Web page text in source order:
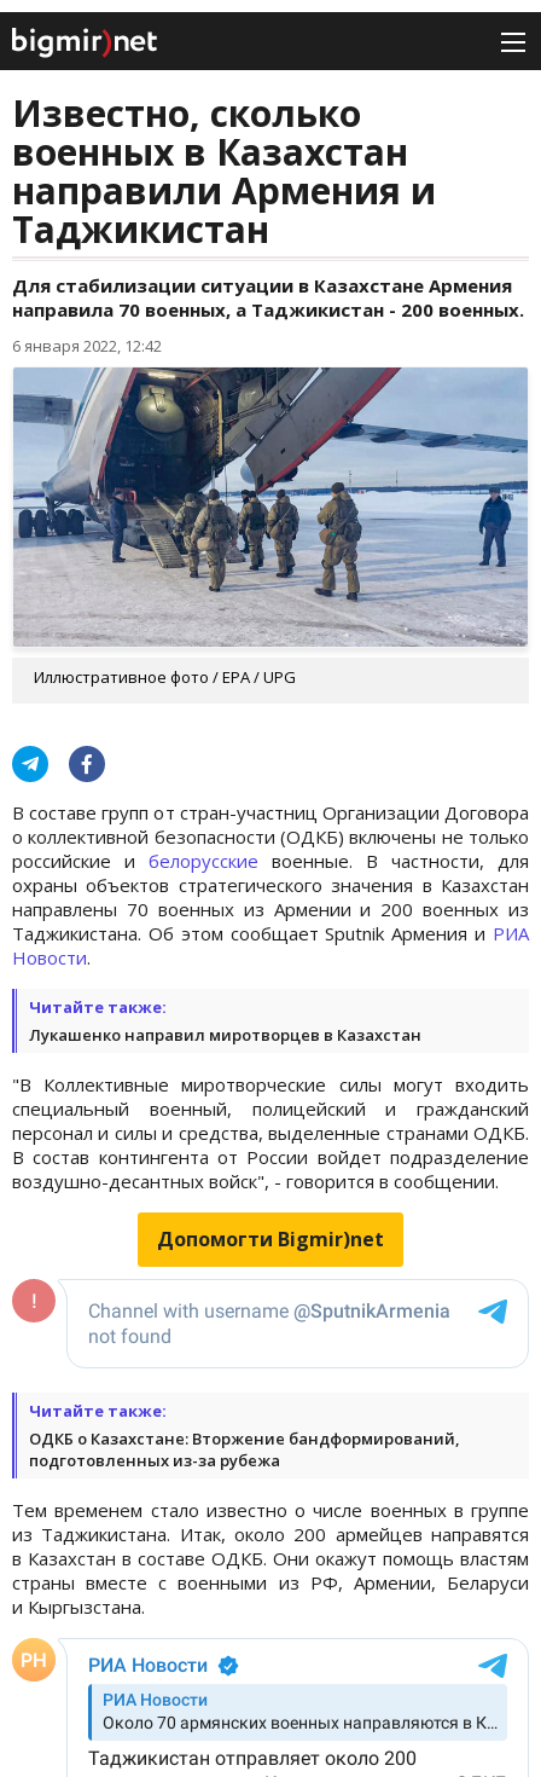
Известно, сколько
военных в Казахстан
направили Армения и
Таджикистан
Для стабилизации ситуации в Казахстане Армения
направила 70 военных, а Таджикистан - 200 военных.
6 января 2022, 12:42
Иллюстративное фото / EPA / UPG
В составе групп от стран-участниц Организации Договора
о коллективной безопасности (ОДКБ) включены не только
российские и белорусские военные. В частности, для
охраны объектов стратегического значения в Казахстан
направлены 70 военных из Армении и 200 военных из
Таджикистана. Об этом сообщает Sputnik Армения и РИА
Новости.
Читайте также:
Лукашенко направил миротворцев в Казахстан
"В Коллективные миротворческие силы могут входить
специальный военный, полицейский и гражданский
персонал и силы и средства, выделенные странами ОДКБ.
В состав контингента от России войдет подразделение
воздушно-десантных войск", - говорится в сообщении.
Допомогти Bigmir)net
Читайте также:
ОДКБ о Казахстане: Вторжение бандформирований,
подготовленных из-за рубежа
Тем временем стало известно о числе военных в группе
из Таджикистана. Итак, около 200 армейцев направятся
в Казахстан в составе ОДКБ. Они окажут помощь властям
страны вместе с военными из РФ, Армении, Беларуси
и Кыргызстана.